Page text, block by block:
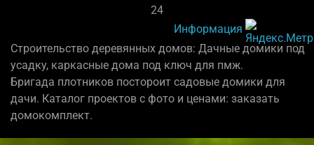
24
Информация
Строительство деревянных домов: Дачные домики под
усадку, каркасные дома под ключ для пмж.
Бригада плотников постороит садовые домики для
дачи. Каталог проектов с фото и ценами: заказать
домокомплект.